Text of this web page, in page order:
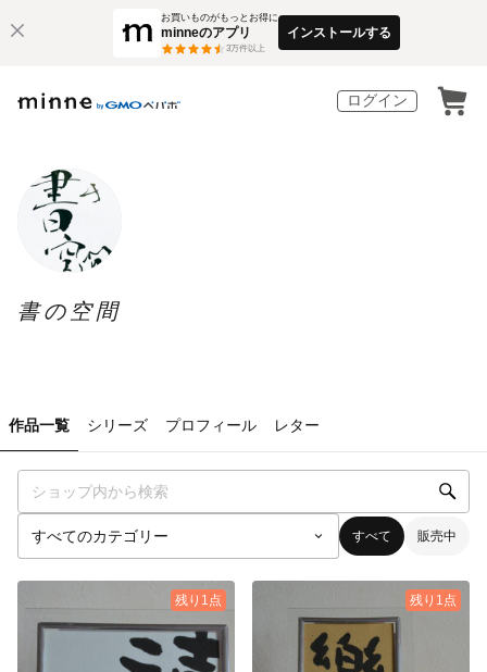
お買いものがもっとお得に
minneのアプリ
3万件以上
インストールする
ログイン
書の空間
作品一覧 シリーズ プロフィール レター
すべて 販売中
残り1点 残り1点